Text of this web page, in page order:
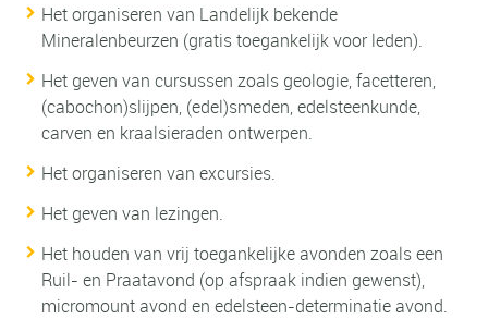
Het organiseren van Landelijk bekende
Mineralenbeurzen (gratis toegankelijk voor leden).
Het geven van cursussen zoals geologie, facetteren,
(cabochon)slijpen, (edel)smeden, edelsteenkunde,
carven en kraalsieraden ontwerpen.
Het organiseren van excursies.
Het geven van lezingen.
Het houden van vrij toegankelijke avonden zoals een
Ruil- en Praatavond (op afspraak indien gewenst),
micromount avond en edelsteen-determinatie avond.